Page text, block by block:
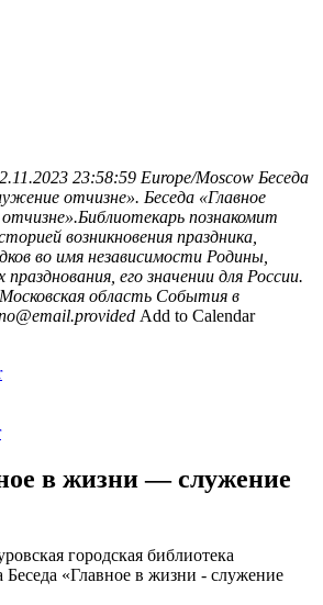
23:58:59 Europe/Moscow Беседа
отчизне». Беседа «Главное
познакомит
возникновения праздника,
во имя независимости Родины,
его значении для России.
Московская область События в
Add to Calendar
в жизни — служение
городская библиотека
Беседа «Главное в жизни - служение